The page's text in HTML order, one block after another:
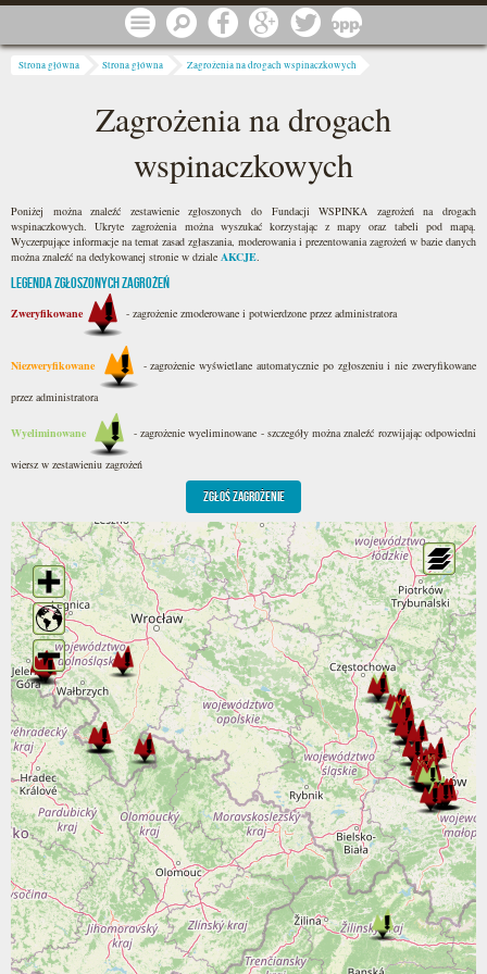
Przejdź do treści Menu Szukaj Facebook Google Twitter
Jesteś tutaj
Strona główna Strona główna Zagrożenia na drogach wspinaczkowych
Zagrożenia na drogach
wspinaczkowych
Poniżej można znaleźć zestawienie zgłoszonych do Fundacji WSPINKA zagrożeń na drogach
wspinaczkowych. Ukryte zagrożenia można wyszukać korzystając z mapy oraz tabeli pod mapą.
Wyczerpujące informacje na temat zasad zgłaszania, moderowania i prezentowania zagrożeń w bazie danych
można znaleźć na dedykowanej stronie w dziale AKCJE.
LEGENDA ZGŁOSZONYCH ZAGROŻEŃ
Zweryfikowane - zagrożenie zmoderowane i potwierdzone przez administratora
Niezweryfikowane - zagrożenie wyświetlane automatycznie po zgłoszeniu i nie zweryfikowane
przez administratora
Wyeliminowane - zagrożenie wyeliminowane - szczegóły można znaleźć rozwijając odpowiedni
wiersz w zestawieniu zagrożeń
ZGŁOŚ ZAGROŻENIE